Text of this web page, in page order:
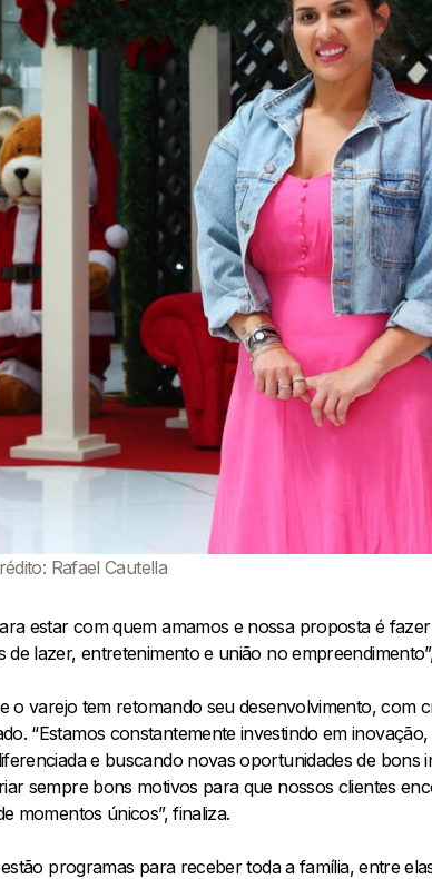
Rafael Cautella
estar com quem amamos e nossa proposta é
lazer, entretenimento e união no
o varejo tem retomando seu desenvolvimento, com
“Estamos constantemente investindo em
e buscando novas oportunidades de bons
sempre bons motivos para que nossos clientes
momentos únicos”, finaliza.
programas para receber toda a família, entre